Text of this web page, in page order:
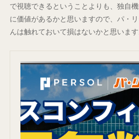
で視聴できるということよりも、独自
に価値があるかと思いますので、パ・
んは触れておいて損はないかと思います